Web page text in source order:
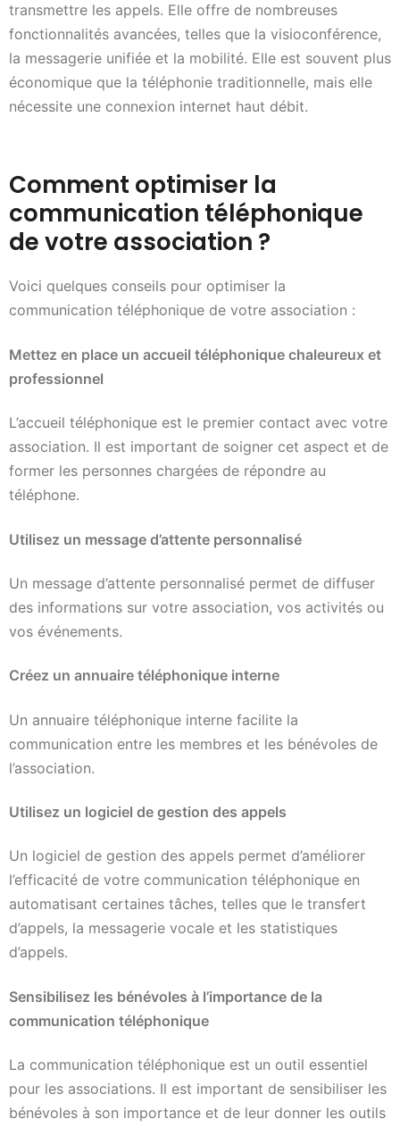
transmettre les appels. Elle offre de nombreuses
fonctionnalités avancées, telles que la visioconférence,
la messagerie unifiée et la mobilité. Elle est souvent plus
économique que la téléphonie traditionnelle, mais elle
nécessite une connexion internet haut débit.
Comment optimiser la
communication téléphonique
de votre association ?
Voici quelques conseils pour optimiser la
communication téléphonique de votre association :
Mettez en place un accueil téléphonique chaleureux et
professionnel
L’accueil téléphonique est le premier contact avec votre
association. Il est important de soigner cet aspect et de
former les personnes chargées de répondre au
téléphone.
Utilisez un message d’attente personnalisé
Un message d’attente personnalisé permet de diffuser
des informations sur votre association, vos activités ou
vos événements.
Créez un annuaire téléphonique interne
Un annuaire téléphonique interne facilite la
communication entre les membres et les bénévoles de
l’association.
Utilisez un logiciel de gestion des appels
Un logiciel de gestion des appels permet d’améliorer
l’efficacité de votre communication téléphonique en
automatisant certaines tâches, telles que le transfert
d’appels, la messagerie vocale et les statistiques
d’appels.
Sensibilisez les bénévoles à l’importance de la
communication téléphonique
La communication téléphonique est un outil essentiel
pour les associations. Il est important de sensibiliser les
bénévoles à son importance et de leur donner les outils